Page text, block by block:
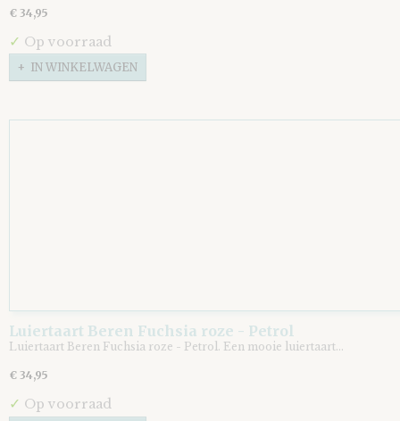
€ 34,95
✓ Op voorraad
IN WINKELWAGEN
Luiertaart Beren Fuchsia roze - Petrol
Luiertaart Beren Fuchsia roze - Petrol. Een mooie luiertaart…
€ 34,95
✓ Op voorraad